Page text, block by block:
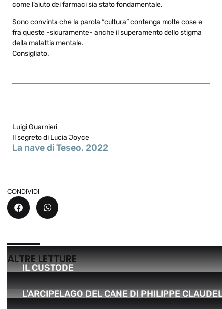
come l’aiuto dei farmaci sia stato fondamentale.
Sono convinta che la parola “cultura” contenga molte cose e
fra queste -sicuramente- anche il superamento dello stigma
della malattia mentale.
Consigliato.
Luigi Guarnieri
Il segreto di Lucia Joyce
La nave di Teseo, 2022
CONDIVIDI
ALTRE LETTURE
IL CUSTODE
L’ARCIPELAGO DEL CANE DI PHILIPPE CLAUDEL